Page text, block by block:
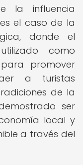
la influencia
el caso de la
donde el
como
promover
a turistas
de la
ser
local y
a través del